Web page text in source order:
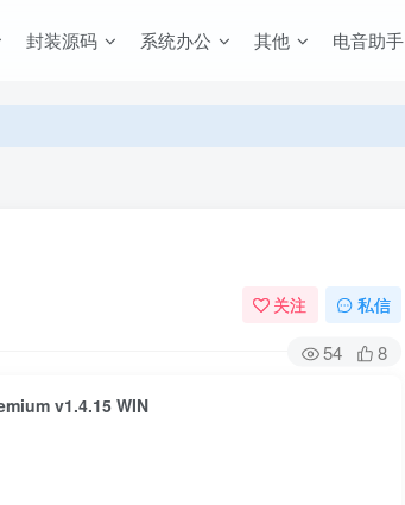
封装源码 系统办公 其他 电音助手
关注 私信
54 8
v1.4.15 WIN